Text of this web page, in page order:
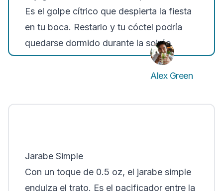
Es el golpe cítrico que despierta la fiesta
en tu boca. Restarlo y tu cóctel podría
quedarse dormido durante la soirée.
Alex Green
Jarabe Simple
Con un toque de 0.5 oz, el jarabe simple
endulza el trato. Es el pacificador entre la